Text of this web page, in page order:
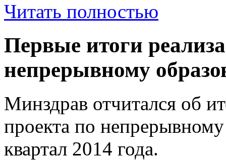
Читать полностью
Первые итоги
непрерывному
Минздрав отчитался об
проекта по
квартал 2014 года.